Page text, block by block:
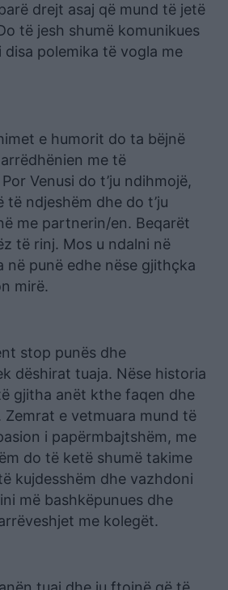
drejt asaj që mund të jetë
të jesh shumë komunikues
disa polemika të vogla me
e humorit do ta bëjnë
me të
Venusi do t’ju ndihmojë,
të ndjeshëm dhe do t’ju
me partnerin/en. Beqarët
të rinj. Mos u ndalni në
në punë edhe nëse gjithçka
mirë.
stop punës dhe
dëshirat tuaja. Nëse historia
gjitha anët kthe faqen dhe
Zemrat e vetmuara mund të
i papërmbajtshëm, me
do të ketë shumë takime
kujdesshëm dhe vazhdoni
më bashkëpunues dhe
me kolegët.